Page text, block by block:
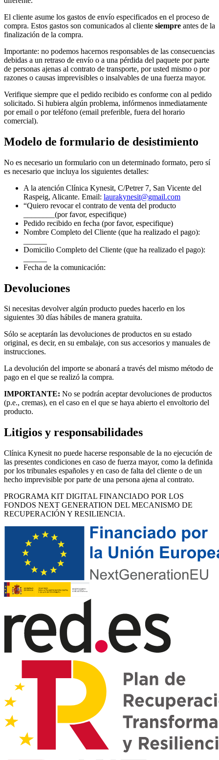
El cliente asume los gastos de envío especificados en el proceso de
compra. Estos gastos son comunicados al cliente siempre antes de la
finalización de la compra.
Importante: no podemos hacernos responsables de las consecuencias
debidas a un retraso de envío o a una pérdida del paquete por parte
de personas ajenas al contrato de transporte, por usted mismo o por
razones o causas imprevisibles o insalvables de una fuerza mayor.
Verifique siempre que el pedido recibido es conforme con al pedido
solicitado. Si hubiera algún problema, infórmenos inmediatamente
por email o por teléfono (email preferible, fuera del horario
comercial).
Modelo de formulario de desistimiento
No es necesario un formulario con un determinado formato, pero sí
es necesario que incluya los siguientes detalles:
A la atención Clínica Kynesit, C/Petrer 7, San Vicente del
Raspeig, Alicante. Email: laurakynesit@gmail.com
“Quiero revocar el contrato de venta del producto
________(por favor, especifique)
Pedido recibido en fecha (por favor, especifique)
Nombre Completo del Cliente (que ha realizado el pago):
Domicilio Completo del Cliente (que ha realizado el pago):
Fecha de la comunicación:
Devoluciones
Si necesitas devolver algún producto puedes hacerlo en los
siguientes 30 días hábiles de manera gratuita.
Sólo se aceptarán las devoluciones de productos en su estado
original, es decir, en su embalaje, con sus accesorios y manuales de
instrucciones.
La devolución del importe se abonará a través del mismo método de
pago en el que se realizó la compra.
IMPORTANTE: No se podrán aceptar devoluciones de productos
(p.e., cremas), en el caso en el que se haya abierto el envoltorio del
producto.
Litigios y responsabilidades
Clínica Kynesit no puede hacerse responsable de la no ejecución de
las presentes condiciones en caso de fuerza mayor, como la definida
por los tribunales españoles y en caso de falta del cliente o de un
hecho imprevisible por parte de una persona ajena al contrato.
PROGRAMA KIT DIGITAL FINANCIADO POR LOS
FONDOS NEXT GENERATION DEL MECANISMO DE
RECUPERACIÓN Y RESILIENCIA.